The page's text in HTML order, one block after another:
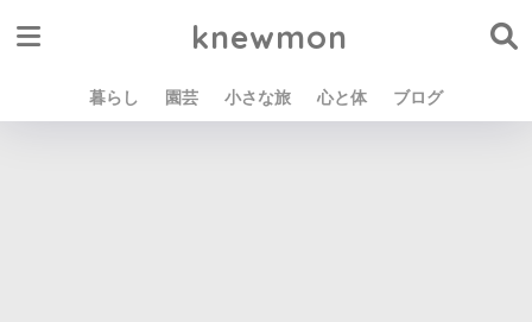
knewmon
暮らし 園芸 小さな旅 心と体 ブログ